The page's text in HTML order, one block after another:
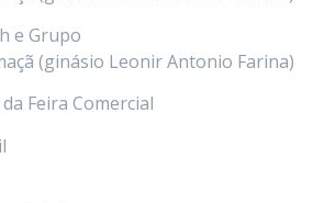
e Grupo
(ginásio Leonir Antonio Farina)
Feira Comercial